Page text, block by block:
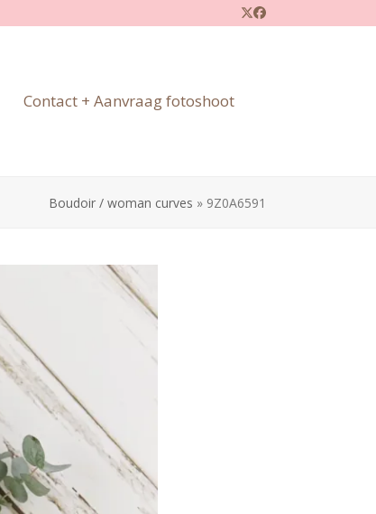
Twitter
Facebook
Contact + Aanvraag fotoshoot
Boudoir / woman curves » 9Z0A6591